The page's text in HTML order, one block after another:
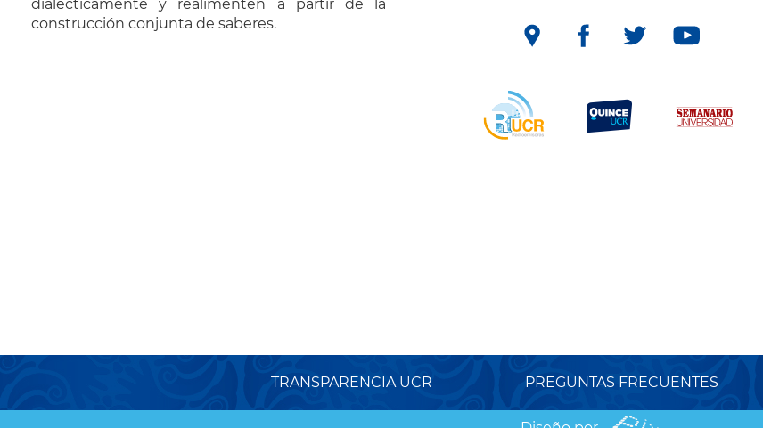
dialécticamente y realimenten a partir de la
construcción conjunta de saberes.
TRANSPARENCIA UCR PREGUNTAS FRECUENTES